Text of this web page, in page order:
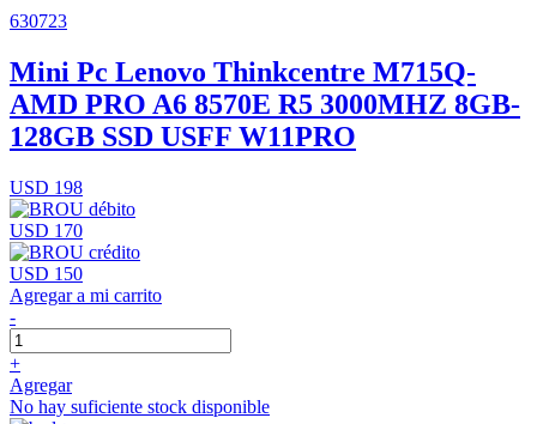
630723
Mini Pc Lenovo Thinkcentre M715Q-
AMD PRO A6 8570E R5 3000MHZ 8GB-
128GB SSD USFF W11PRO
USD 198
USD 170
USD 150
Agregar a mi carrito
-
+
Agregar
No hay suficiente stock disponible